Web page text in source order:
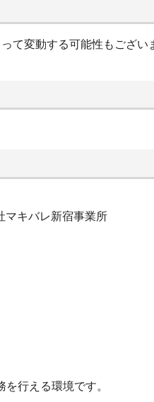
て変動する可能性もござ
マキバレ新宿事業所
行える環境です。